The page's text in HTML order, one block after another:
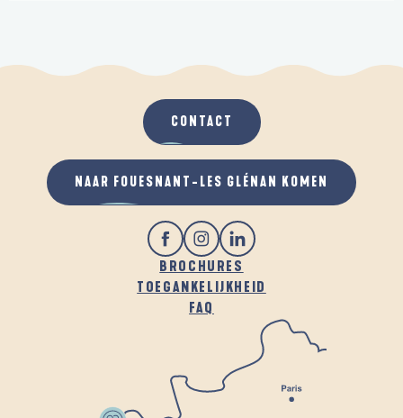
BROCHURES
TOEGANKELIJKHEID
FAQ
CONTACT
NAAR FOUESNANT-LES GLÉNAN KOMEN